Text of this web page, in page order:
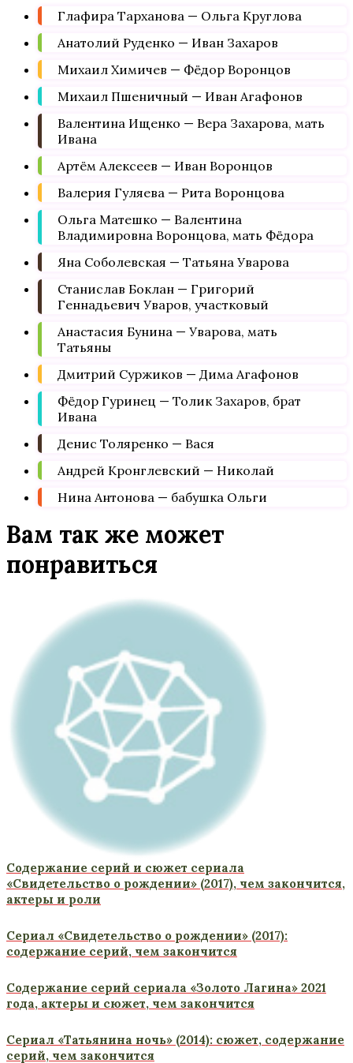
Глафира Тарханова — Ольга Круглова
Анатолий Руденко — Иван Захаров
Михаил Химичев — Фёдор Воронцов
Михаил Пшеничный — Иван Агафонов
Валентина Ищенко — Вера Захарова, мать
Ивана
Артём Алексеев — Иван Воронцов
Валерия Гуляева — Рита Воронцова
Ольга Матешко — Валентина
Владимировна Воронцова, мать Фёдора
Яна Соболевская — Татьяна Уварова
Станислав Боклан — Григорий
Геннадьевич Уваров, участковый
Анастасия Бунина — Уварова, мать
Татьяны
Дмитрий Суржиков — Дима Агафонов
Фёдор Гуринец — Толик Захаров, брат
Ивана
Денис Толяренко — Вася
Андрей Кронглевский — Николай
Нина Антонова — бабушка Ольги
Вам так же может
понравиться
Содержание серий и сюжет сериала
«Свидетельство о рождении» (2017), чем закончится,
актеры и роли
Сериал «Свидетельство о рождении» (2017):
содержание серий, чем закончится
Содержание серий сериала «Золото Лагина» 2021
года, актеры и сюжет, чем закончится
Сериал «Татьянина ночь» (2014): сюжет, содержание
серий, чем закончится